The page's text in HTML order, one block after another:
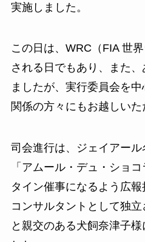
実施しました。
この日は、WRC（FIA 世
される日でもあり、また
ましたが、実行委員会を
関係の方々にもお越しいた
司会進行は、ジェイアー
「アムール・デュ・ショ
タイン催事になるよう広
コンサルタントとして独
と親交のある犬飼奈津子